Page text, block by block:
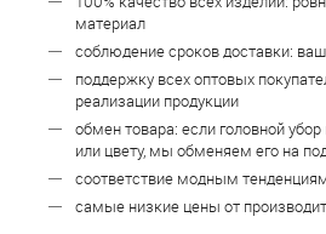
материал
соблюдение сроков доставки:
поддержку всех оптовых
реализации продукции
обмен товара: если головной
или цвету, мы обменяем его на
соответствие модным
самые низкие цены от